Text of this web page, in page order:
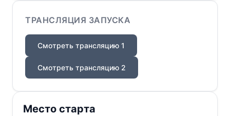
ТРАНСЛЯЦИЯ ЗАПУСКА
Смотреть трансляцию 1
Смотреть трансляцию 2
Место старта